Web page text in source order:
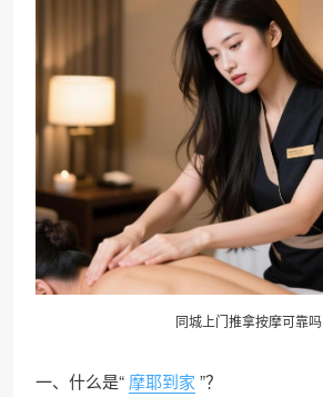
同城上门推拿按摩可靠吗
一、什么是“ 摩耶到家 ”？